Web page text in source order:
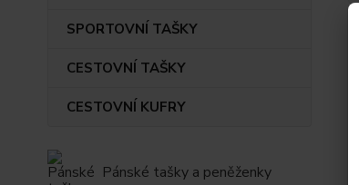
SPORTOVNÍ TAŠKY
CESTOVNÍ TAŠKY
CESTOVNÍ KUFRY
Pánské tašky a peněženky